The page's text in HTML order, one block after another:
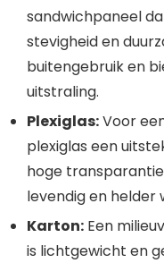
sandwichpaneel
stevigheid en
buitengebruik en
uitstraling.
Plexiglas:Voor
plexiglas een
hoge
levendig en helder
Karton: Een
is lichtgewicht en